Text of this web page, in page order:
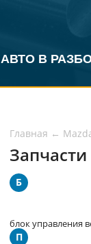
АВТО В
Главная ←
Б
блок управления
П